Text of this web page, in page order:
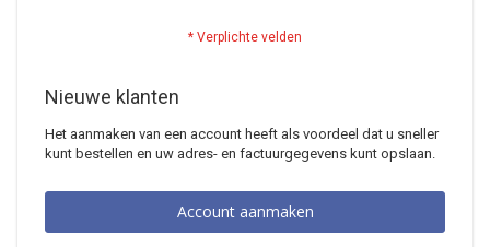
Nieuwe klanten
Het aanmaken van een account heeft als voordeel dat u sneller
kunt bestellen en uw adres- en factuurgegevens kunt opslaan.
Account aanmaken